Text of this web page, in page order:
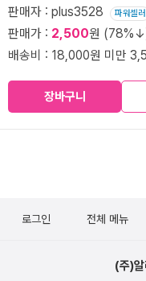
판매자 : plus3528 파워셀러
판매가 : 2,500원
배송비 : 18,000원 미만
장바구니
로그인 전체 메뉴
(주)